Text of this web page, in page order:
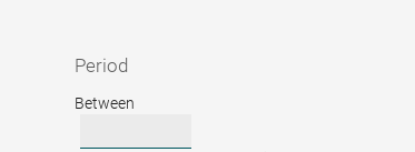
Period
Period
Between